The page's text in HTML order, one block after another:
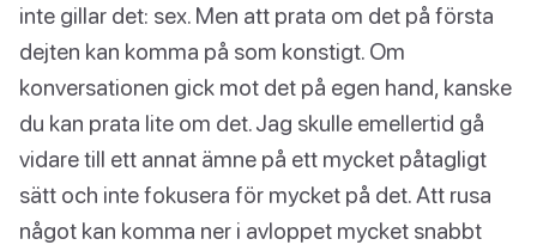
inte gillar det: sex. Men att prata om det på första
dejten kan komma på som konstigt. Om
konversationen gick mot det på egen hand, kanske
du kan prata lite om det. Jag skulle emellertid gå
vidare till ett annat ämne på ett mycket påtagligt
sätt och inte fokusera för mycket på det. Att rusa
något kan komma ner i avloppet mycket snabbt